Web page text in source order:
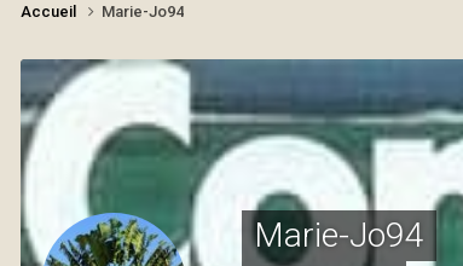
Accueil Marie-Jo94
Marie-Jo94